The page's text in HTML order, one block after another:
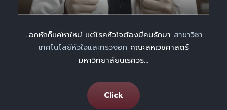
…อกหักก็แค่หาใหม่ แต่โรคหัวใจต้องมีคนรักษา สาขาวิชา
เทคโนโลยีหัวใจและทรวงอก คณะสหเวชศาสตร์
มหาวิทยาลัยนเรศวร…
Click